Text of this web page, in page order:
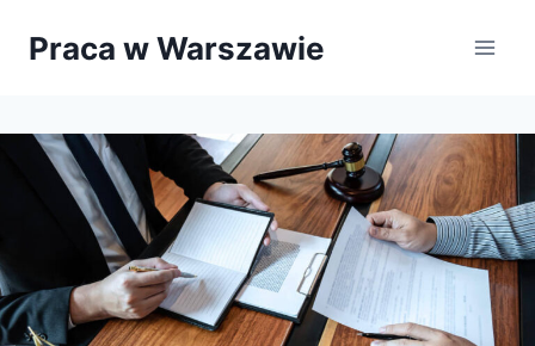
Praca w Warszawie